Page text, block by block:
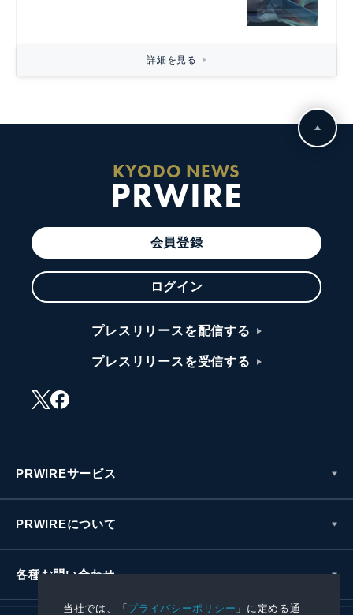
当社では、「プライバシーポリシー 」に定める通
詳細を見る
KYODO NEWS
PRWIRE
会員登録
ログイン
プレスリリースを配信する
プレスリリースを受信する
PRWIREサービス
PRWIREについて
各種お問い合わせ